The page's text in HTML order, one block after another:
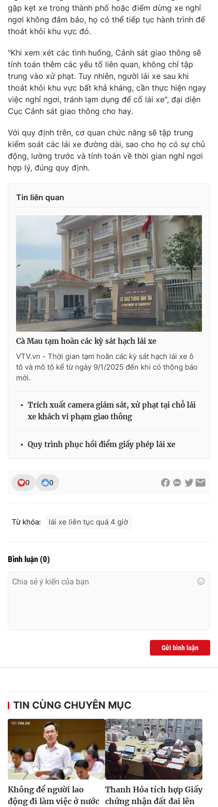
Ðiện thoại Thời báo VTV:024.66 897 897
Email:toasoan@vtv.vn
Liên hệ quảng cáo:024-7300.7108
® Cấm sao chép dưới mọi hình thức nếu không có sự chấp
gặp kẹt xe trong thành phố hoặc điểm dừng xe nghỉ
ngơi không đảm bảo, họ có thể tiếp tục hành trình để
thoát khỏi khu vực đó.
"Khi xem xét các tình huống, Cảnh sát giao thông sẽ
tính toán thêm các yếu tố liên quan, không chỉ tập
trung vào xử phạt. Tuy nhiên, người lái xe sau khi
thoát khỏi khu vực bất khả kháng, cần thực hiện ngay
việc nghỉ ngơi, tránh lạm dụng để cố lái xe", đại diện
Cục Cảnh sát giao thông cho hay.
Với quy định trên, cơ quan chức năng sẽ tập trung
kiểm soát các lái xe đường dài, sao cho họ có sự chủ
động, lường trước và tính toán về thời gian nghỉ ngơi
hợp lý, đúng quy định.
Tin liên quan
Cà Mau tạm hoãn các kỳ sát hạch lái xe
VTV.vn - Thời gian tạm hoãn các kỳ sát hạch lái xe ô
tô và mô tô kể từ ngày 9/1/2025 đến khi có thông báo
mới.
Trích xuất camera giám sát, xử phạt tại chỗ lái
xe khách vi phạm giao thông
Quy trình phục hồi điểm giấy phép lái xe
0 0
Từ khóa: lái xe liên tục quá 4 giờ
Bình luận (0)
Gửi bình luận
TIN CÙNG CHUYÊN MỤC
Không để người lao
động đi làm việc ở nước
Thanh Hóa tích hợp Giấy
chứng nhận đất đai lên